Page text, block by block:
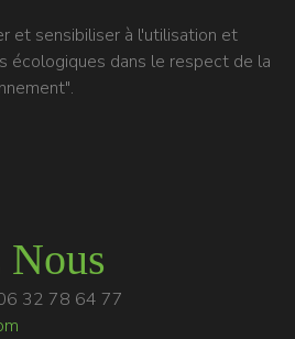
et sensibiliser à l'utilisation et
écologiques dans le respect de la
Nous
32 78 64 77